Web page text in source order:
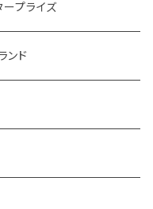
プライズ
ンド